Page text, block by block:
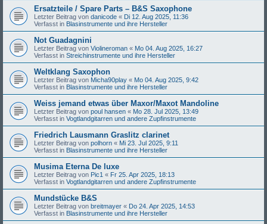
Ersatzteile / Spare Parts – B&S Saxophone
Letzter Beitrag von danicode « Di 12. Aug 2025, 11:36
Verfasst in Blasinstrumente und ihre Hersteller
Not Guadagnini
Letzter Beitrag von Violineroman « Mo 04. Aug 2025, 16:27
Verfasst in Streichinstrumente und ihre Hersteller
Weltklang Saxophon
Letzter Beitrag von Micha90play « Mo 04. Aug 2025, 9:42
Verfasst in Blasinstrumente und ihre Hersteller
Weiss jemand etwas über Maxor/Maxot Mandoline
Letzter Beitrag von poul hansen « Mo 28. Jul 2025, 13:49
Verfasst in Vogtlandgitarren und andere Zupfinstrumente
Friedrich Lausmann Graslitz clarinet
Letzter Beitrag von polhorn « Mi 23. Jul 2025, 9:11
Verfasst in Blasinstrumente und ihre Hersteller
Musima Eterna De luxe
Letzter Beitrag von Pic1 « Fr 25. Apr 2025, 18:13
Verfasst in Vogtlandgitarren und andere Zupfinstrumente
Mundstücke B&S
Letzter Beitrag von breitmayer « Do 24. Apr 2025, 14:53
Verfasst in Blasinstrumente und ihre Hersteller